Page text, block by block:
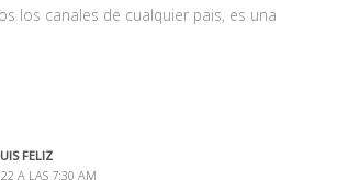
los canales de cualquier pais, es una
FELIZ
A LAS 7:30 AM